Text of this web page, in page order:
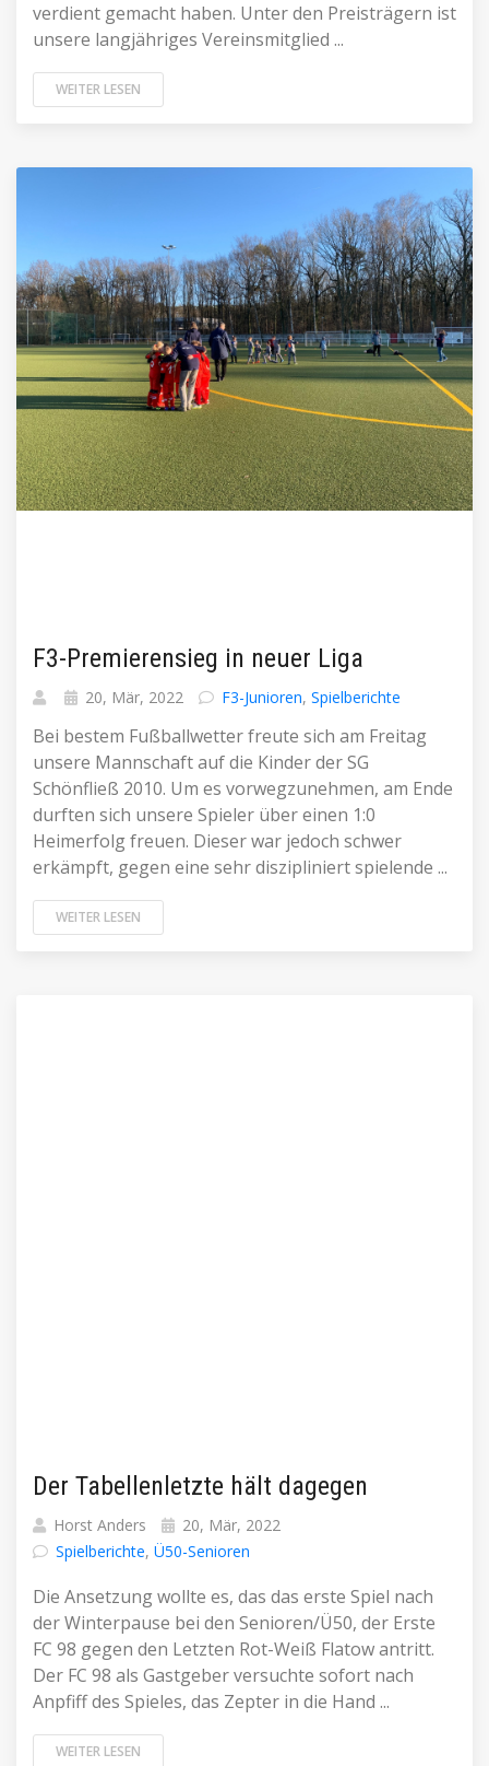
verdient gemacht haben. Unter den Preisträgern ist
unsere langjähriges Vereinsmitglied ...
WEITER LESEN
F3-Premierensieg in neuer Liga
20, Mär, 2022 F3-Junioren, Spielberichte
Bei bestem Fußballwetter freute sich am Freitag
unsere Mannschaft auf die Kinder der SG
Schönfließ 2010. Um es vorwegzunehmen, am Ende
durften sich unsere Spieler über einen 1:0
Heimerfolg freuen. Dieser war jedoch schwer
erkämpft, gegen eine sehr diszipliniert spielende ...
WEITER LESEN
Der Tabellenletzte hält dagegen
Horst Anders
20, Mär, 2022
Spielberichte, Ü50-Senioren
Die Ansetzung wollte es, das das erste Spiel nach
der Winterpause bei den Senioren/Ü50, der Erste
FC 98 gegen den Letzten Rot-Weiß Flatow antritt.
Der FC 98 als Gastgeber versuchte sofort nach
Anpfiff des Spieles, das Zepter in die Hand ...
WEITER LESEN